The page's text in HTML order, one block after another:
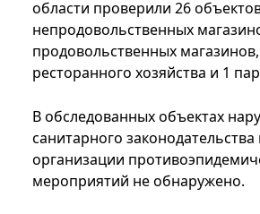
области проверили 26
непродовольственных
продовольственных
ресторанного хозяйства и 1
В обследованных объектах
санитарного
организации
мероприятий не обнаружено.